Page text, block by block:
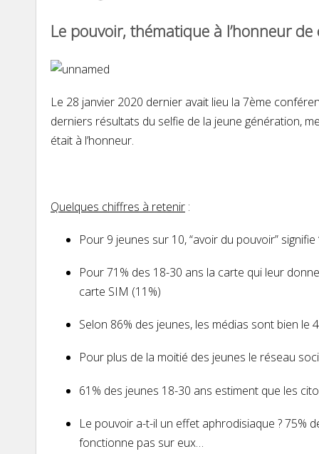
Le pouvoir, thématique à l’honneur
Le 28 janvier 2020 dernier avait lieu la 7ème
derniers résultats du selfie de la jeune génération,
était à l’honneur.
Quelques chiffres à retenir :
Pour 9 jeunes sur 10, “avoir du pouvoir” signifie
Pour 71% des 18-30 ans la carte qui leur
carte SIM (11%)
Selon 86% des jeunes, les médias sont bien le
Pour plus de la moitié des jeunes le réseau
61% des jeunes 18-30 ans estiment que les
Le pouvoir a-t-il un effet aphrodisiaque ? 75%
fonctionne pas sur eux…